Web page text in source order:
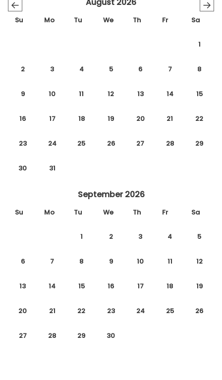
← →
Su Mo Tu We Th Fr Sa
1
2 3 4 5 6 7 8
9 10 11 12 13 14 15
16 17 18 19 20 21 22
23 24 25 26 27 28 29
30 31
September 2026
Su Mo Tu We Th Fr Sa
1 2 3 4 5
6 7 8 9 10 11 12
13 14 15 16 17 18 19
20 21 22 23 24 25 26
27 28 29 30